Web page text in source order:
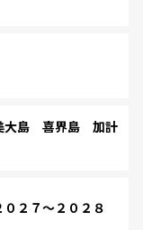
大島 喜界島 加計
２７～２０２８